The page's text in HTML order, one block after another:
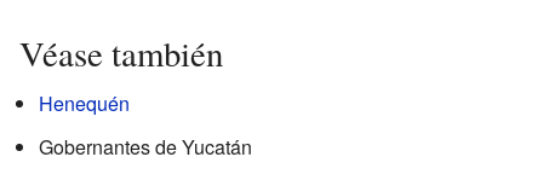
Véase también
Henequén
Gobernantes de Yucatán